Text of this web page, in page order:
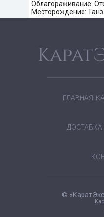
Облагораживание:
Месторождение:
ГЛАВНАЯ
ДОСТАВКА
©